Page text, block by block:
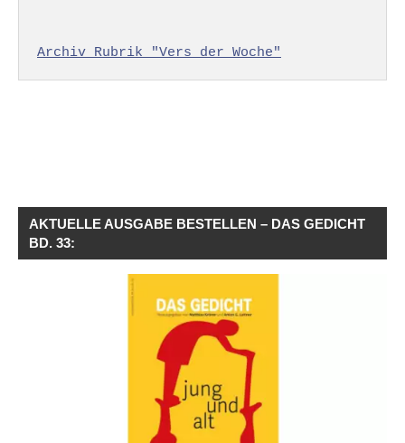
Archiv Rubrik "Vers der Woche"
AKTUELLE AUSGABE BESTELLEN – DAS GEDICHT
BD. 33: